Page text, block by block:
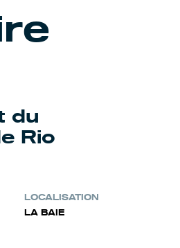
du
Rio
LOCALISATION
LA BAIE